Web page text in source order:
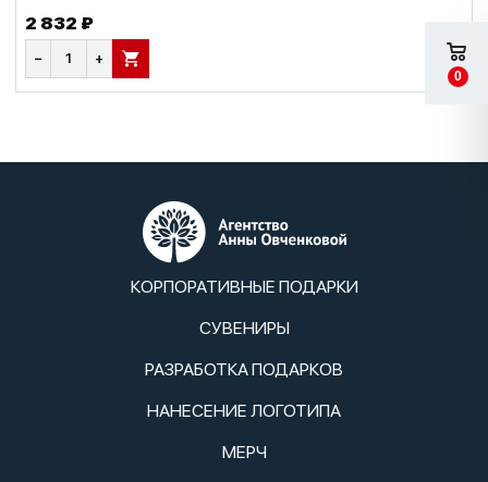
2 832 ₽
− + В КОРЗИНУ
КОРПОРАТИВНЫЕ ПОДАРКИ
СУВЕНИРЫ
РАЗРАБОТКА ПОДАРКОВ
НАНЕСЕНИЕ ЛОГОТИПА
МЕРЧ
0